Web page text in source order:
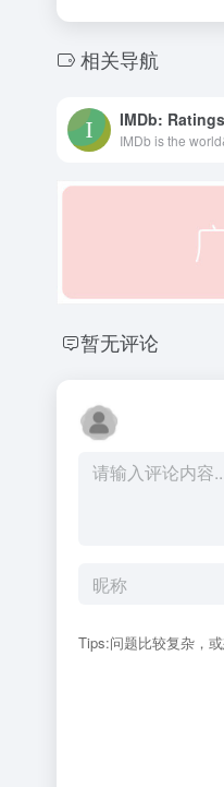
相关导航
IMDb: Ratings
暂无评论
Tips:问题比较复杂，